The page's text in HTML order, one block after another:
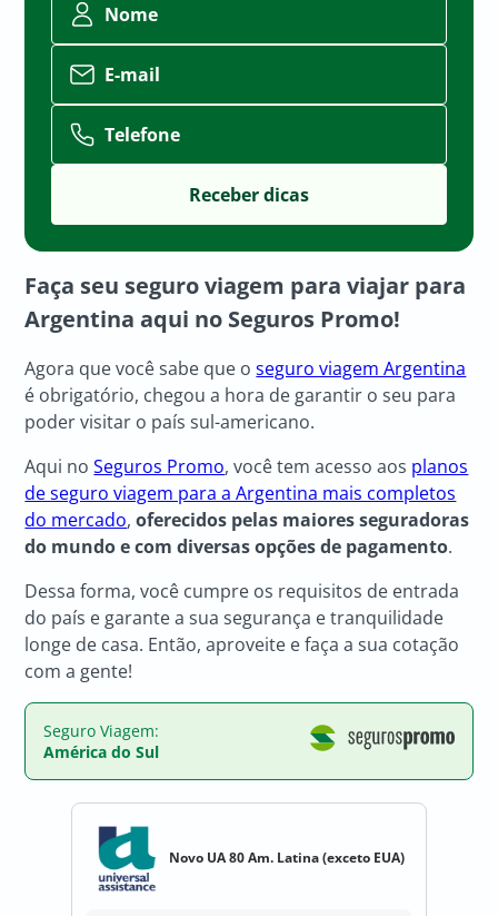
Nome
E-mail
Telefone
Faça seu seguro viagem para viajar para
Argentina aqui no Seguros Promo!
Agora que você sabe que oseguro viagem Argentina
é obrigatório, chegou a hora de garantir o seu para
poder visitar o país sul-americano.
Aqui noSeguros Promo, você tem acesso aos planos
de seguro viagem para a Argentina mais completos
do mercado,oferecidos pelas maiores seguradoras
do mundo e com diversas opções de pagamento.
Dessa forma, você cumpre os requisitos de entrada
do país e garante a sua segurança e tranquilidade
longe de casa. Então, aproveite e faça a sua cotação
com a gente!
Seguro Viagem:
América do Sul
Novo UA 80 Am. Latina (exceto EUA)